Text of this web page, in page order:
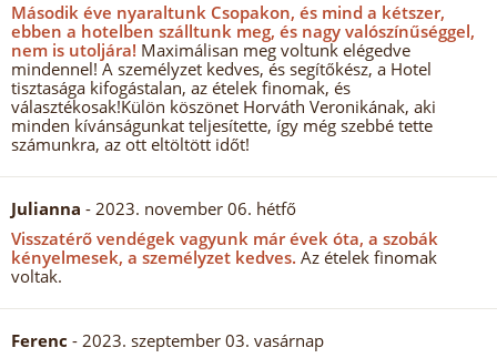
Második éve nyaraltunk Csopakon, és mind a kétszer,
ebben a hotelben szálltunk meg, és nagy valószínűséggel,
nem is utoljára! Maximálisan meg voltunk elégedve
mindennel! A személyzet kedves, és segítőkész, a Hotel
tisztasága kifogástalan, az ételek finomak, és
választékosak!Külön köszönet Horváth Veronikának, aki
minden kívánságunkat teljesítette, így még szebbé tette
számunkra, az ott eltöltött időt!
Julianna - 2023. november 06. hétfő
Visszatérő vendégek vagyunk már évek óta, a szobák
kényelmesek, a személyzet kedves. Az ételek finomak
voltak.
Ferenc - 2023. szeptember 03. vasárnap